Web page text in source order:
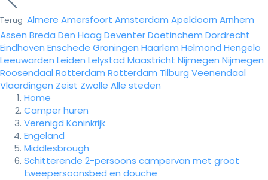
Terug Almere Amersfoort Amsterdam Apeldoorn Arnhem
Assen Breda Den Haag DeventerDoetinchem Dordrecht
Eindhoven Enschede Groningen Haarlem Helmond Hengelo
Leeuwarden Leiden Lelystad Maastricht Nijmegen Nijmegen
Roosendaal Rotterdam Rotterdam Tilburg Veenendaal
Vlaardingen Zeist Zwolle Alle steden
Home
Camper huren
Verenigd Koninkrijk
Engeland
Middlesbrough
Schitterende 2-persoons campervan met groot
tweepersoonsbed en douche